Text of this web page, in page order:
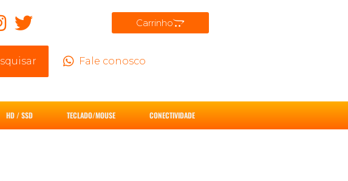
Carrinho
Fale conosco
HD / SSD TECLADO/MOUSE CONECTIVIDADE